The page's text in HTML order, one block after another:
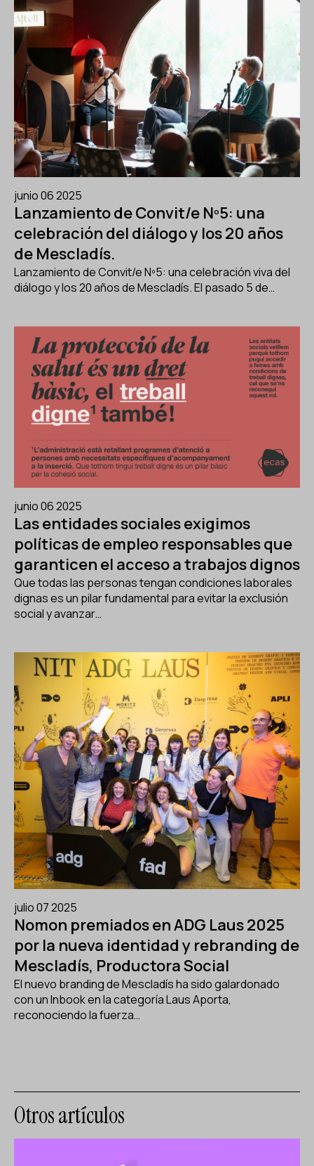
junio 06 2025
Lanzamiento de Convit/e Nº5: una
celebración del diálogo y los 20 años
de Mescladís.
Lanzamiento de Convit/e Nº5: una celebración viva del
diálogo y los 20 años de Mescladís. El pasado 5 de…
junio 06 2025
Las entidades sociales exigimos
políticas de empleo responsables que
garanticen el acceso a trabajos dignos
Que todas las personas tengan condiciones laborales
dignas es un pilar fundamental para evitar la exclusión
social y avanzar…
julio 07 2025
Nomon premiados en ADG Laus 2025
por la nueva identidad y rebranding de
Mescladís, Productora Social
El nuevo branding de Mescladís ha sido galardonado
con un Inbook en la categoría Laus Aporta,
reconociendo la fuerza…
Otros artículos